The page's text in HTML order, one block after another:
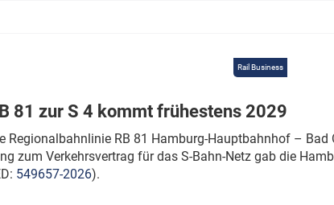
Rail Business
81 zur S 4 kommt frühestens 2029
Regionalbahnlinie RB 81 Hamburg-Hauptbahnhof –
zum Verkehrsvertrag für das S-Bahn-Netz gab die
549657-2026).